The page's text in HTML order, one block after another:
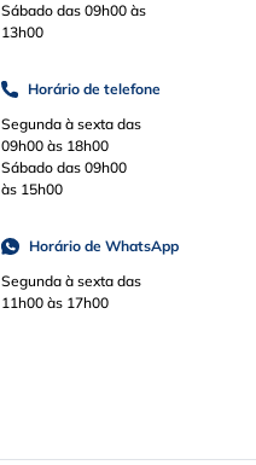
Sábado das 09h00 às
13h00
Horário de telefone
Segunda à sexta das
09h00 às 18h00
Sábado das 09h00
às 15h00
Horário de WhatsApp
Segunda à sexta das
11h00 às 17h00